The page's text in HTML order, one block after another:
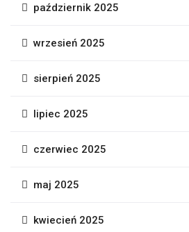
październik 2025
wrzesień 2025
sierpień 2025
lipiec 2025
czerwiec 2025
maj 2025
kwiecień 2025